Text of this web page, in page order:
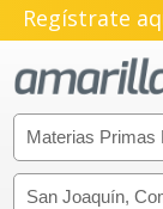
Regístrate